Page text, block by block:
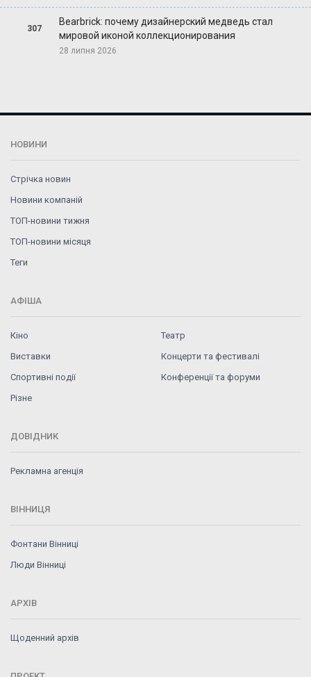
307
Bearbrick: почему дизайнерский медведь стал
мировой иконой коллекционирования
28 липня 2026
НОВИНИ
Стрічка новин
Новини компаній
ТОП-новини тижня
ТОП-новини місяця
Теги
АФІША
Кіно
Театр
Виставки
Концерти та фестивалі
Спортивні події
Конференції та форуми
Різне
ДОВІДНИК
Рекламна агенція
ВІННИЦЯ
Фонтани Вінниці
Люди Вінниці
АРХІВ
Щоденний архів